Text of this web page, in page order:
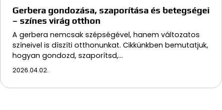
Gerbera gondozása, szaporítása és betegségei
– színes virág otthon
A gerbera nemcsak szépségével, hanem változatos
színeivel is díszíti otthonunkat. Cikkünkben bemutatjuk,
hogyan gondozd, szaporítsd,…
2026.04.02.